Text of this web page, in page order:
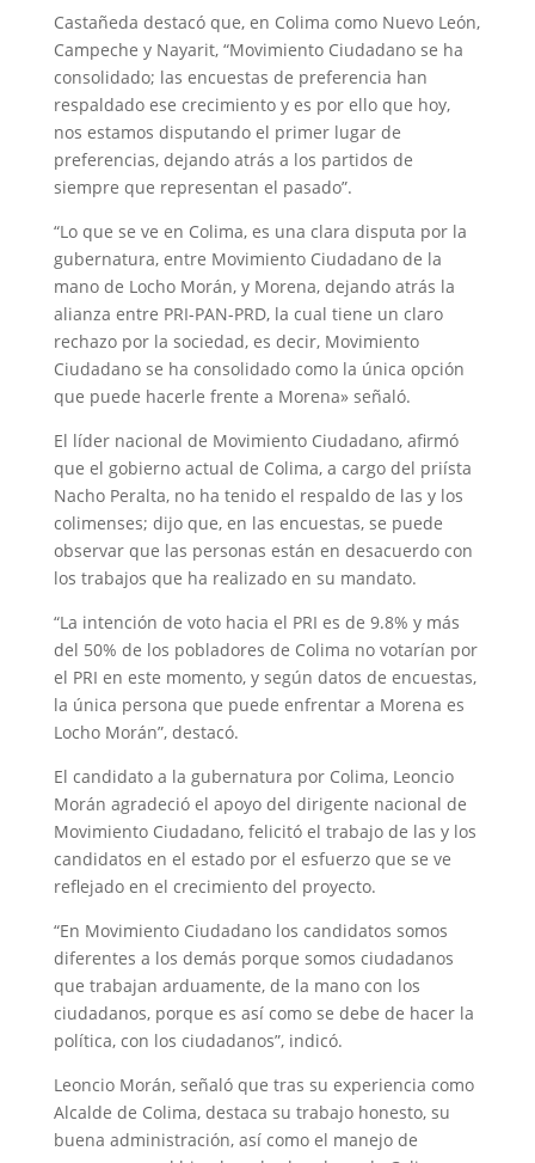
Castañeda destacó que, en Colima como Nuevo León,
Campeche y Nayarit, “Movimiento Ciudadano se ha
consolidado; las encuestas de preferencia han
respaldado ese crecimiento y es por ello que hoy,
nos estamos disputando el primer lugar de
preferencias, dejando atrás a los partidos de
siempre que representan el pasado”.
“Lo que se ve en Colima, es una clara disputa por la
gubernatura, entre Movimiento Ciudadano de la
mano de Locho Morán, y Morena, dejando atrás la
alianza entre PRI-PAN-PRD, la cual tiene un claro
rechazo por la sociedad, es decir, Movimiento
Ciudadano se ha consolidado como la única opción
que puede hacerle frente a Morena» señaló.
El líder nacional de Movimiento Ciudadano, afirmó
que el gobierno actual de Colima, a cargo del priísta
Nacho Peralta, no ha tenido el respaldo de las y los
colimenses; dijo que, en las encuestas, se puede
observar que las personas están en desacuerdo con
los trabajos que ha realizado en su mandato.
“La intención de voto hacia el PRI es de 9.8% y más
del 50% de los pobladores de Colima no votarían por
el PRI en este momento, y según datos de encuestas,
la única persona que puede enfrentar a Morena es
Locho Morán”, destacó.
El candidato a la gubernatura por Colima, Leoncio
Morán agradeció el apoyo del dirigente nacional de
Movimiento Ciudadano, felicitó el trabajo de las y los
candidatos en el estado por el esfuerzo que se ve
reflejado en el crecimiento del proyecto.
“En Movimiento Ciudadano los candidatos somos
diferentes a los demás porque somos ciudadanos
que trabajan arduamente, de la mano con los
ciudadanos, porque es así como se debe de hacer la
política, con los ciudadanos”, indicó.
Leoncio Morán, señaló que tras su experiencia como
Alcalde de Colima, destaca su trabajo honesto, su
buena administración, así como el manejo de